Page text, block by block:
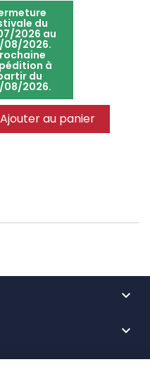
du
2026 au
08/2026.
à
du
08/2026.
Ajouter au panier

